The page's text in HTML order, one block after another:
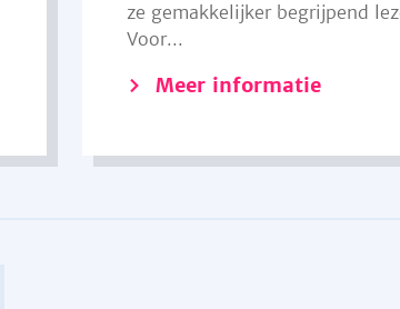
ze gemakkelijker begrijpend
Voor...
Meer informatie